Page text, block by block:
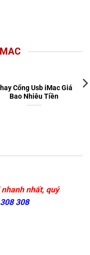
Cổng Usb iMac Giá
Bao Nhiêu Tiền
nhất, quý
308